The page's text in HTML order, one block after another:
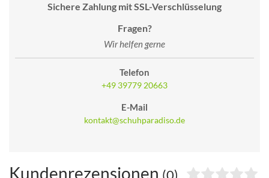
Sichere Zahlung mit SSL-Verschlüsselung
Fragen?
Wir helfen gerne
Telefon
+49 39779 20663
E-Mail
kontakt@schuhparadiso.de
Kundenrezensionen